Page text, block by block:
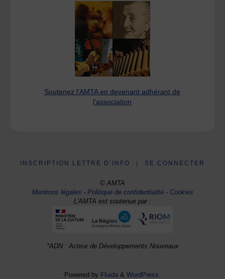
Soutenez l'AMTA en devenant adhérant de
l'association
INSCRIPTION LETTRE D’INFO SE CONNECTER
© AMTA
Mentions légales -Politique de confidentialité- Cookies
L'AMTA est soutenue par :
*ADN : Acteur de Développements Nouveaux
Powered by Fluida & WordPress.